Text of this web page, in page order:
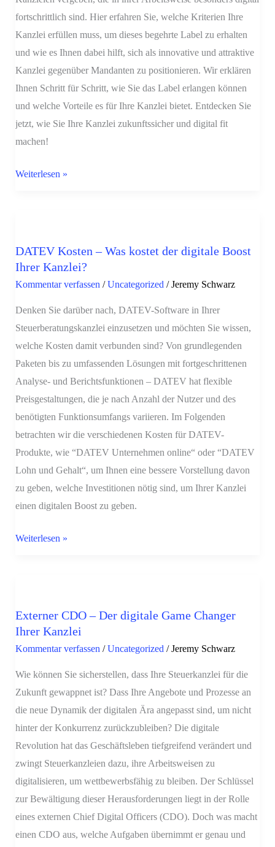
fortschrittlich sind. Hier erfahren Sie, welche Kriterien Ihre
Kanzlei erfüllen muss, um dieses begehrte Label zu erhalten
und wie es Ihnen dabei hilft, sich als innovative und attraktive
Kanzlei gegenüber Mandanten zu positionieren. Wir erklären
Ihnen Schritt für Schritt, wie Sie das Label erlangen können
und welche Vorteile es für Ihre Kanzlei bietet. Entdecken Sie
jetzt, wie Sie Ihre Kanzlei zukunftssicher und digital fit
machen!
wie
Sie
das
Label
erhalten
Weiterlesen »
DATEV Kosten – Was kostet der digitale Boost
Ihrer Kanzlei?
Kommentar verfassen /Uncategorized /Jeremy Schwarz
Denken Sie darüber nach, DATEV-Software in Ihrer
Steuerberatungskanzlei einzusetzen und möchten Sie wissen,
welche Kosten damit verbunden sind? Von grundlegenden
Paketen bis zu umfassenden Lösungen mit fortgeschrittenen
Analyse- und Berichtsfunktionen – DATEV hat flexible
Preisgestaltungen, die je nach Anzahl der Nutzer und des
benötigten Funktionsumfangs variieren. Im Folgenden
betrachten wir die verschiedenen Kosten für DATEV-
Produkte, wie “DATEV Unternehmen online“ oder “DATEV
Lohn und Gehalt“, um Ihnen eine bessere Vorstellung davon
zu geben, welche Investitionen nötig sind, um Ihrer Kanzlei
einen digitalen Boost zu geben.
–
Was
kostet
der
digitale
Boost
Ihrer
Kanzlei?
Weiterlesen »
Externer CDO – Der digitale Game Changer
Ihrer Kanzlei
Kommentar verfassen /Uncategorized /Jeremy Schwarz
Wie können Sie sicherstellen, dass Ihre Steuerkanzlei für die
Zukunft gewappnet ist? Dass Ihre Angebote und Prozesse an
die neue Dynamik der digitalen Ära angepasst sind, um nicht
hinter der Konkurrenz zurückzubleiben? Die digitale
Revolution hat das Geschäftsleben tiefgreifend verändert und
zwingt Steuerkanzleien dazu, ihre Arbeitsweisen zu
digitalisieren, um wettbewerbsfähig zu bleiben. Der Schlüssel
zur Bewältigung dieser Herausforderungen liegt in der Rolle
eines externen Chief Digital Officers (CDO). Doch was macht
einen CDO aus, welche Aufgaben übernimmt er genau und
–
Der
digitale
Game
Changer
Ihrer
Kanzlei